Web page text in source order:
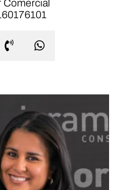
Comercial